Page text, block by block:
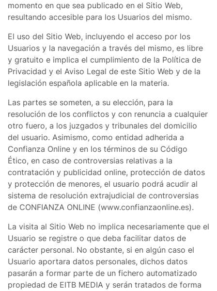
momento en que sea publicado en el Sitio Web,
resultando accesible para los Usuarios del mismo.
El uso del Sitio Web, incluyendo el acceso por los
Usuarios y la navegación a través del mismo, es libre
y gratuito e implica el cumplimiento de la Política de
Privacidad y el Aviso Legal de este Sitio Web y de la
legislación española aplicable en la materia.
Las partes se someten, a su elección, para la
resolución de los conflictos y con renuncia a cualquier
otro fuero, a los juzgados y tribunales del domicilio
del usuario. Asimismo, como entidad adherida a
Confianza Online y en los términos de su Código
Ético, en caso de controversias relativas a la
contratación y publicidad online, protección de datos
y protección de menores, el usuario podrá acudir al
sistema de resolución extrajudicial de controversias
de CONFIANZA ONLINE (www.confianzaonline.es).
La visita al Sitio Web no implica necesariamente que el
Usuario se registre o que deba facilitar datos de
carácter personal. No obstante, si en algún caso el
Usuario aportara datos personales, dichos datos
pasarán a formar parte de un fichero automatizado
propiedad de EITB MEDIA y serán tratados de forma